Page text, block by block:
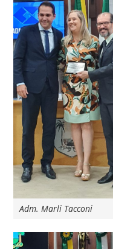
Adm. Marli Tacconi